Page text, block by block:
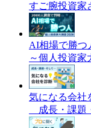
すご腕投資家
AI相場で勝つ
～個人投資家
気になる会社
成長・課題